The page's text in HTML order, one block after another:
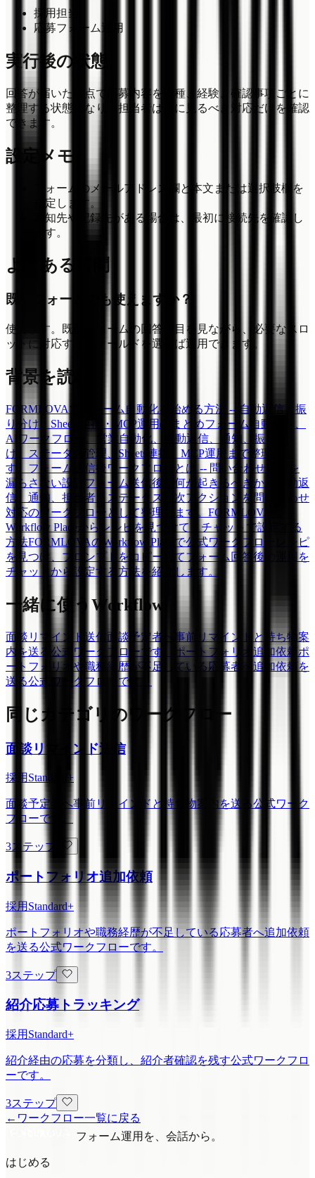
採用担当
応募フォーム運用
実行後の状態
回答が届いた時点で応募内容を職種、経験、確認事項ごとに
整理する状態になり、担当者は次に見るべき対応だけを確認
できます。
設定メモ
フォームのメールアドレス欄と本文または選択肢欄を
指定します。
通知先や記録先がある場合は、最初に接続先を確認し
ます。
よくある質問
既存フォームでも使えますか？
使えます。既存フォームの回答項目を見ながら、必要なスロ
ットに対応するフィールドを選べば運用できます。
背景を読む
FORMLOVAでフォーム自動化を始める方法 -- 自動返信・振
り分け・Sheets連携・MCP運用のまとめフォーム自動化を、
AIワークフロー、営業自動化、自動返信、通知、振り分
け、ステータス管理、Sheets連携、MCP運用まで整理しま
す。 フォーム送信後ワークフローとは -- 問い合わせ対応を
漏らさない設計
フォーム送信後に何が起きるべきか。自動返
信、通知、担当者、ステータス、次アクションを問い合わせ
対応のワークフローとして整理します。 FORMLOVAの
Workflow Placeからレシピを見つけて、チャットで設定する
方法FORMLOVAのWorkflow Placeで公式ワークフローレシピ
を見つけ、プロンプトをコピーしてフォーム回答後の運用を
チャットから設定する方法を紹介します。
一緒に使うWorkflow
面談リマインド送信 面談予定者へ事前リマインドと持ち物案
内を送る公式ワークフローです。
ポートフォリオ追加依頼 ポ
ートフォリオや職務経歴が不足している応募者へ追加依頼を
送る公式ワークフローです。
同じカテゴリのワークフロー
面談リマインド送信
採用 Standard+
面談予定者へ事前リマインドと持ち物案内を送る公式ワーク
フローです。
3ステップ
ポートフォリオ追加依頼
採用 Standard+
ポートフォリオや職務経歴が不足している応募者へ追加依頼
を送る公式ワークフローです。
3ステップ
紹介応募トラッキング
採用 Standard+
紹介経由の応募を分類し、紹介者確認を残す公式ワークフロ
ーです。
3ステップ
← ワークフロー一覧に戻る
フォーム運用を、会話から。
はじめる